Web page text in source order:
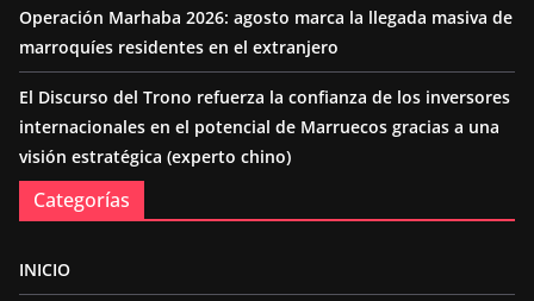
Operación Marhaba 2026: agosto marca la llegada masiva de
marroquíes residentes en el extranjero
El Discurso del Trono refuerza la confianza de los inversores
internacionales en el potencial de Marruecos gracias a una
visión estratégica (experto chino)
Categorías
INICIO